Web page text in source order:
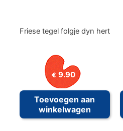
Friese tegel folgje dyn hert
€ 9.90
Toevoegen aan
winkelwagen